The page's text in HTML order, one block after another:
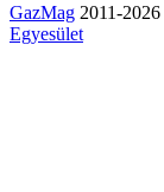
GazMag 2011-2026
Egyesület